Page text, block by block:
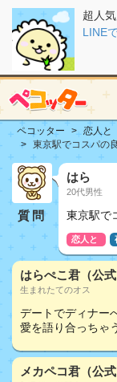
超人
LINE
ペコッター 恋人と
東京駅でコスパの
質問
はら
20代男性
東京駅で
恋人と
はらぺこ君（公式
生まれたてのオス
デートでディナー
愛を語り合っちゃ
メカペコ君（公式